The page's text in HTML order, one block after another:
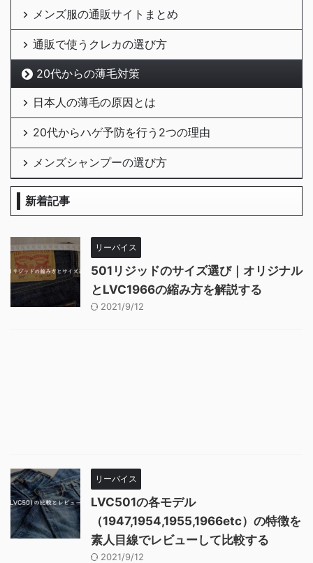
メンズ服の通販サイトまとめ
通販で使うクレカの選び方
20代からの薄毛対策
日本人の薄毛の原因とは
20代からハゲ予防を行う2つの理由
メンズシャンプーの選び方
新着記事
リーバイス
501リジッドのサイズ選び｜オリジナル
とLVC1966の縮み方を解説する
2021/9/12
リーバイス
LVC501の各モデル
（1947,1954,1955,1966etc）の特徴を
素人目線でレビューして比較する
2021/9/12